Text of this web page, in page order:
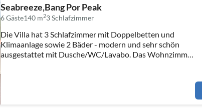
Seabreeze,Bang Por Peak
6 Gäste140 m23Schlafzimmer
Die Villa hat 3 Schlafzimmer mit Doppelbetten und
Klimaanlage sowie 2 Bäder - modern und sehr schön
ausgestattet mit Dusche/WC/Lavabo. Das Wohnzimmer